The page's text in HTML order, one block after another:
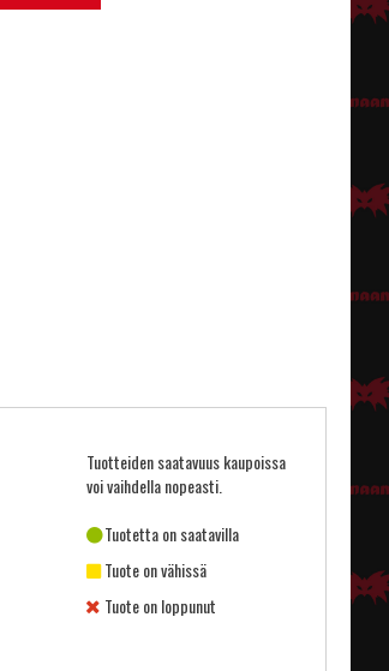
Tuotteiden saatavuus kaupoissa
voi vaihdella nopeasti.
Tuotetta on saatavilla
Tuote on vähissä
Tuote on loppunut